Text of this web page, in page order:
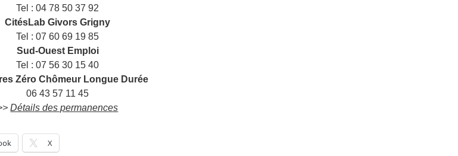
Tel : 04 78 50 37 92
CitésLab Givors Grigny
Tel : 07 60 69 19 85
Sud-Ouest Emploi
Tel : 07 56 30 15 40
Zéro Chômeur Longue Durée
06 43 57 11 45
Détails des permanences
X